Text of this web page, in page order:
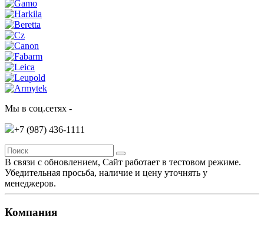
Мы в соц.сетях -
+7 (987) 436-1111
В связи с обновлением, Сайт работает в тестовом режиме.
Убедительная просьба, наличие и цену уточнять у
менеджеров.
Компания